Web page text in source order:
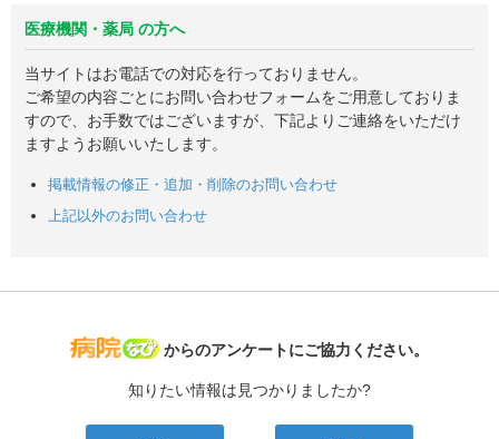
医療機関・薬局 の方へ
当サイトはお電話での対応を行っておりません。
ご希望の内容ごとにお問い合わせフォームをご用意しておりま
すので、お手数ではございますが、下記よりご連絡をいただけ
ますようお願いいたします。
掲載情報の修正・追加・削除のお問い合わせ
上記以外のお問い合わせ
病院なび
からのアンケートにご協力ください。
知りたい情報は見つかりましたか?